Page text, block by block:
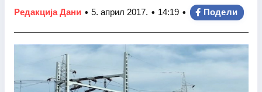
Редакција Дани • 5. април 2017. • 14:19 • Подели